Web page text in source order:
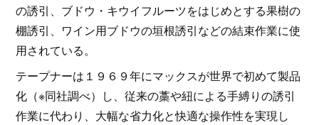
の誘引、ブドウ・キウイフルーツをはじめとする果樹の
棚誘引、ワイン用ブドウの垣根誘引などの結束作業に使
用されている。
テープナーは１９６９年にマックスが世界で初めて製品
化（※同社調べ）し、従来の藁や紐による手縛りの誘引
作業に代わり、大幅な省力化と快適な操作性を実現し